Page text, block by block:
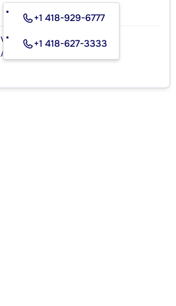
+1 418-929-6777
+1 418-627-3333
VIA CAPITALE SÉLECT
Agence immobilière